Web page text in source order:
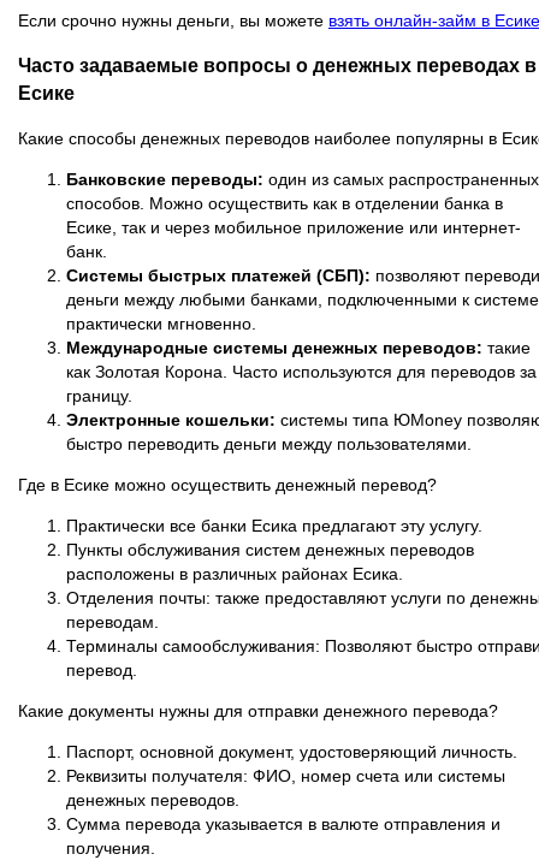
Если срочно нужны деньги, вы можете взять онлайн-займ в Есике
Часто задаваемые вопросы о денежных переводах в
Есике
Какие способы денежных переводов наиболее популярны в
Банковские переводы: один из самых распространенных
способов. Можно осуществить как в отделении банка в
Есике, так и через мобильное приложение или интернет-
банк.
Системы быстрых платежей (СБП): позволяют
деньги между любыми банками, подключенными к
практически мгновенно.
Международные системы денежных переводов: такие
как Золотая Корона. Часто используются для переводов за
границу.
Электронные кошельки: системы типа ЮMoney
быстро переводить деньги между пользователями.
Где в Есике можно осуществить денежный перевод?
Практически все банки Есика предлагают эту услугу.
Пункты обслуживания систем денежных переводов
расположены в различных районах Есика.
Отделения почты: также предоставляют услуги по
переводам.
Терминалы самообслуживания: Позволяют быстро
перевод.
Какие документы нужны для отправки денежного перевода?
Паспорт, основной документ, удостоверяющий личность.
Реквизиты получателя: ФИО, номер счета или системы
денежных переводов.
Сумма перевода указывается в валюте отправления и
получения.